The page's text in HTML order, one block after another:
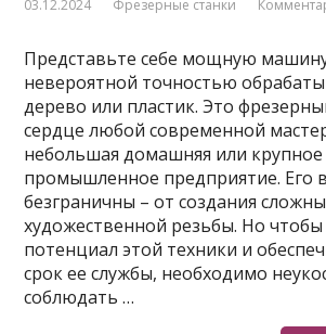
03.12.2024 Фрезерные станки
Представьте себе мощную
невероятной точностью
дерево или пластик. Это
сердце любой современной
небольшая домашняя или крупное
промышленное предприятие. Его
безграничны – от создания
художественной резьбы. Но
потенциал этой техники и
срок ее службы, необходимо
соблюдать …